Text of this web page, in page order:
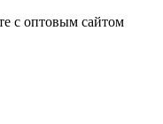
с оптовым сайтом